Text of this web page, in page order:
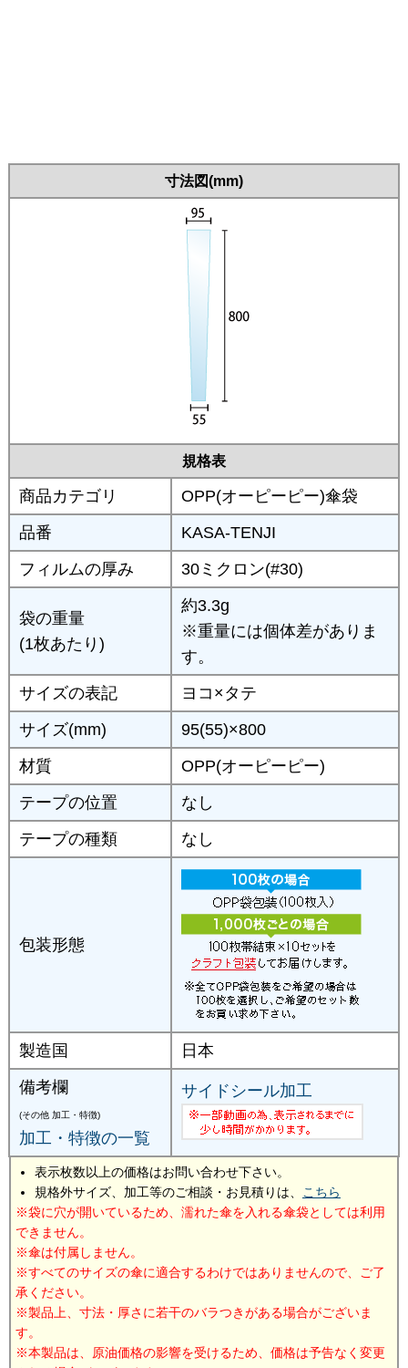
寸法図(mm)
規格表
商品カテゴリ
OPP(オーピーピー)傘袋
品番
KASA-TENJI
フィルムの厚み
30ミクロン(#30)
袋の重量
(1枚あたり)
約3.3g
※重量には個体差がありま
す。
サイズの表記
ヨコ×タテ
サイズ(mm)
95(55)×800
材質
OPP(オーピーピー)
テープの位置
なし
テープの種類
なし
包装形態
製造国
日本
備考欄
(その他 加工・特徴)
加工・特徴の一覧
サイドシール加工
表示枚数以上の価格はお問い合わせ下さい。
規格外サイズ、加工等のご相談・お見積りは、
こちら
袋に穴が開いているため、濡れた傘を入れる傘袋としては利用
できません。
傘は付属しません。
すべてのサイズの傘に適合するわけではありませんので、ご了
承ください。
製品上、寸法・厚さに若干のバラつきがある場合がございま
す。
本製品は、原油価格の影響を受けるため、価格は予告なく変更